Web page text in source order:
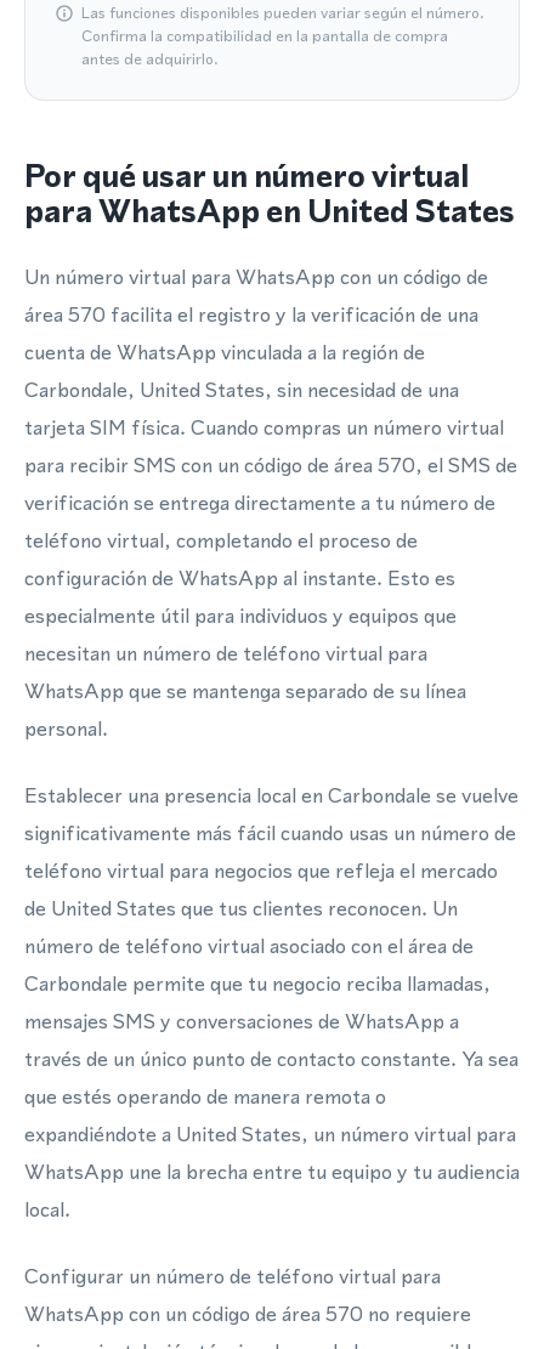
Las funciones disponibles pueden variar según el número.
Confirma la compatibilidad en la pantalla de compra
antes de adquirirlo.
Por qué usar un número virtual
para WhatsApp en United States
Un número virtual para WhatsApp con un código de
área 570 facilita el registro y la verificación de una
cuenta de WhatsApp vinculada a la región de
Carbondale, United States, sin necesidad de una
tarjeta SIM física. Cuando compras un número virtual
para recibir SMS con un código de área 570, el SMS de
verificación se entrega directamente a tu número de
teléfono virtual, completando el proceso de
configuración de WhatsApp al instante. Esto es
especialmente útil para individuos y equipos que
necesitan un número de teléfono virtual para
WhatsApp que se mantenga separado de su línea
personal.
Establecer una presencia local en Carbondale se vuelve
significativamente más fácil cuando usas un número de
teléfono virtual para negocios que refleja el mercado
de United States que tus clientes reconocen. Un
número de teléfono virtual asociado con el área de
Carbondale permite que tu negocio reciba llamadas,
mensajes SMS y conversaciones de WhatsApp a
través de un único punto de contacto constante. Ya sea
que estés operando de manera remota o
expandiéndote a United States, un número virtual para
WhatsApp une la brecha entre tu equipo y tu audiencia
local.
Configurar un número de teléfono virtual para
WhatsApp con un código de área 570 no requiere